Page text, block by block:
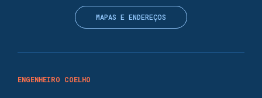
ENGENHEIRO COELHO
MAPAS E ENDEREÇOS